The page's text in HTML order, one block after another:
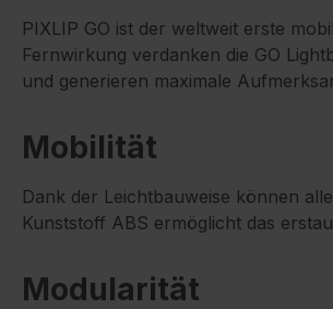
PIXLIP GO ist der weltweit erste
Fernwirkung verdanken die GO
und generieren maximale
Mobilität
Dank der Leichtbauweise können
Kunststoff ABS ermöglicht das
Modularität